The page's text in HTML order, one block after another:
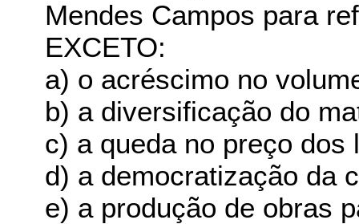
Mendes Campos para
EXCETO:
a) o acréscimo no
b) a diversificação do
c) a queda no preço dos
d) a democratização da
e) a produção de obras